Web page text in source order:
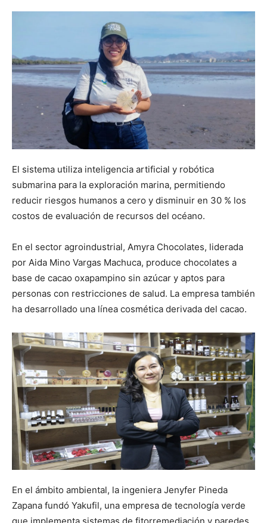
El sistema utiliza inteligencia artificial y robótica
submarina para la exploración marina, permitiendo
reducir riesgos humanos a cero y disminuir en 30 % los
costos de evaluación de recursos del océano.
En el sector agroindustrial, Amyra Chocolates, liderada
por Aida Mino Vargas Machuca, produce chocolates a
base de cacao oxapampino sin azúcar y aptos para
personas con restricciones de salud. La empresa también
ha desarrollado una línea cosmética derivada del cacao.
En el ámbito ambiental, la ingeniera Jenyfer Pineda
Zapana fundó Yakufil, una empresa de tecnología verde